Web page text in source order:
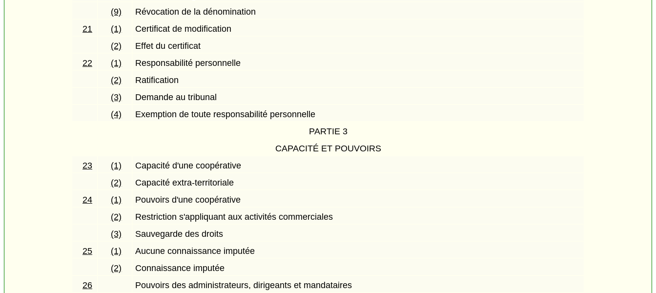
(9)
Révocation de la dénomination
21
(1)
Certificat de modification
(2)
Effet du certificat
22
(1)
Responsabilité personnelle
(2)
Ratification
(3)
Demande au tribunal
(4)
Exemption de toute responsabilité personnelle
PARTIE 3
CAPACITÉ ET POUVOIRS
23
(1)
Capacité d'une coopérative
(2)
Capacité extra-territoriale
24
(1)
Pouvoirs d'une coopérative
(2)
Restriction s'appliquant aux activités commerciales
(3)
Sauvegarde des droits
25
(1)
Aucune connaissance imputée
(2)
Connaissance imputée
26
Pouvoirs des administrateurs, dirigeants et mandataires